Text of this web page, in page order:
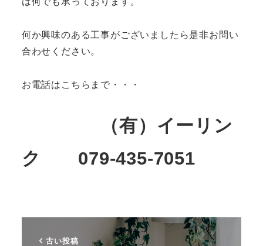
何か興味のある工事がございましたら是非お問い
合わせください。
お電話はこちらまで・・・
（有）イーリン
ク 079-435-7051
古い投稿